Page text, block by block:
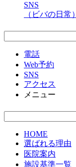
SNS
（ビバの日常）
電話
Web予約
SNS
アクセス
メニュー
HOME
選ばれる理由
医院案内
施設基準一覧